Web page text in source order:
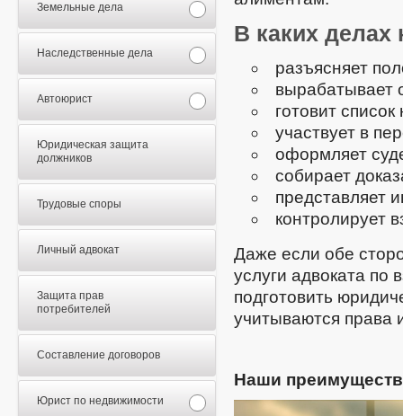
Земельные дела
Наследственные дела
Автоюрист
Юридическая защита
должников
Трудовые споры
Личный адвокат
Защита прав
потребителей
Составление договоров
Юрист по недвижимости
В каких
разъясняет
вырабатывает
готовит
участвует в
оформляет
собирает
представляет
контролирует
Даже если обе
услуги адвоката по
подготовить
учитываются права
Наши